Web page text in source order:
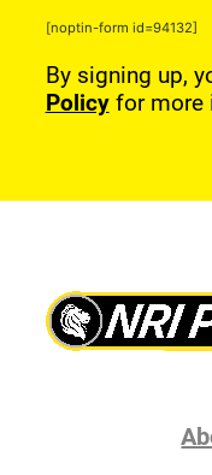
[noptin-form id=94132]
By signing up,
Policyfor more